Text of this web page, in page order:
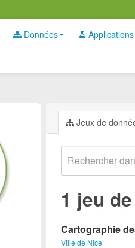
Données Applications
Jeux de
1 jeu
Cartographie
Ville de Nice